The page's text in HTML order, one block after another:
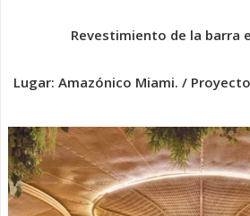
Revestimiento de la barra
Lugar: Amazónico Miami. /